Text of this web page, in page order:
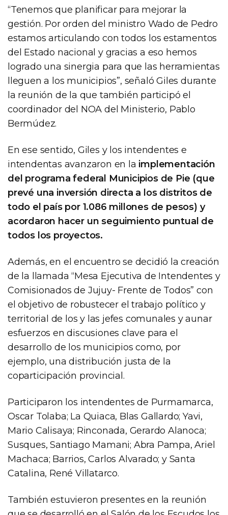
“Tenemos que planificar para mejorar la
gestión. Por orden del ministro Wado de Pedro
estamos articulando con todos los estamentos
del Estado nacional y gracias a eso hemos
logrado una sinergia para que las herramientas
lleguen a los municipios”, señaló Giles durante
la reunión de la que también participó el
coordinador del NOA del Ministerio, Pablo
Bermúdez.
En ese sentido, Giles y los intendentes e
intendentas avanzaron en la implementación
del programa federal Municipios de Pie (que
prevé una inversión directa a los distritos de
todo el país por 1.086 millones de pesos) y
acordaron hacer un seguimiento puntual de
todos los proyectos.
Además, en el encuentro se decidió la creación
de la llamada “Mesa Ejecutiva de Intendentes y
Comisionados de Jujuy- Frente de Todos” con
el objetivo de robustecer el trabajo político y
territorial de los y las jefes comunales y aunar
esfuerzos en discusiones clave para el
desarrollo de los municipios como, por
ejemplo, una distribución justa de la
coparticipación provincial.
Participaron los intendentes de Purmamarca,
Oscar Tolaba; La Quiaca, Blas Gallardo; Yavi,
Mario Calisaya; Rinconada, Gerardo Alanoca;
Susques, Santiago Mamani; Abra Pampa, Ariel
Machaca; Barrios, Carlos Alvarado; y Santa
Catalina, René Villatarco.
También estuvieron presentes en la reunión